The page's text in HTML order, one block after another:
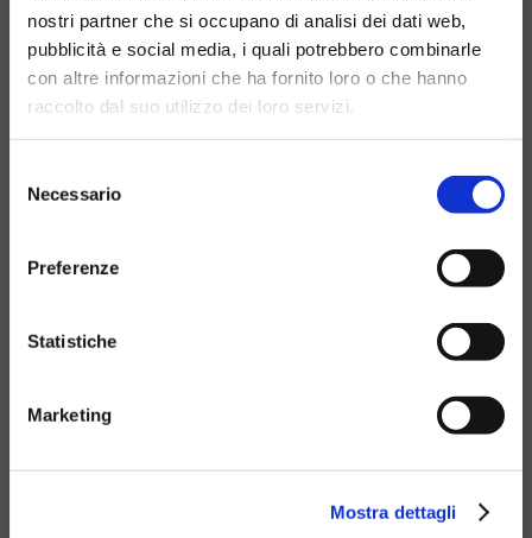
nostri partner che si occupano di analisi dei dati web,
pubblicità e social media, i quali potrebbero combinarle
con altre informazioni che ha fornito loro o che hanno
raccolto dal suo utilizzo dei loro servizi.
delNecessario
Preferenze
Statistiche
Marketing
Mostra dettagli
nostro centro, il nostro personale valuterà
con voi il percorso più coerente alle vostre
esigenze e la figura professionale più
indicata con la quale iniziare il percorso.
COUNSELOR
Ho preso visione dell'
e
presto il consenso al trattamento dei dati*